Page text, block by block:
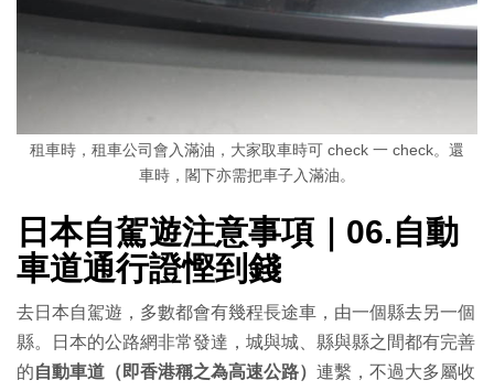
租車時，租車公司會入滿油，大家取車時可 check 一 check。還
車時，閣下亦需把車子入滿油。
日本自駕遊注意事項｜ 06.自動
車道通行證慳到錢
去日本自駕遊，多數都會有幾程長途車，由一個縣去另一個
縣。日本的公路網非常發達，城與城、縣與縣之間都有完善
的自動車道（即香港稱之為高速公路） 連繫，不過大多屬收